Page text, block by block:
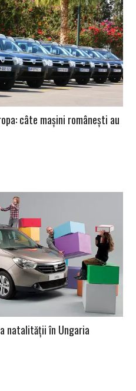
câte mașini românești au
natalității în Ungaria